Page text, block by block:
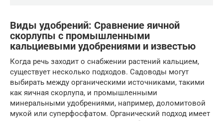
Виды удобрений: Сравнение яичной
скорлупы с промышленными
кальциевыми удобрениями и известью
Когда речь заходит о снабжении растений кальцием,
существует несколько подходов. Садоводы могут
выбирать между органическими источниками, такими
как яичная скорлупа, и промышленными
минеральными удобрениями, например, доломитовой
мукой или суперфосфатом. Органический подход имеет